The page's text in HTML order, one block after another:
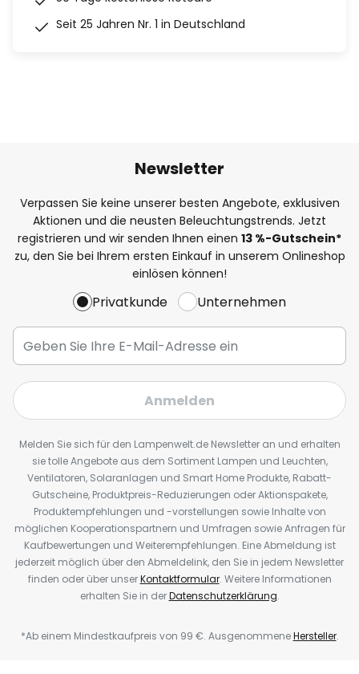
Seit 25 Jahren Nr. 1 in Deutschland
Newsletter
Verpassen Sie keine unserer besten Angebote, exklusiven
Aktionen und die neusten Beleuchtungstrends. Jetzt
registrieren und wir senden Ihnen einen 13 %-Gutschein*
zu, den Sie bei Ihrem ersten Einkauf in unserem Onlineshop
einlösen können!
Privatkunde Unternehmen
Anmelden
Melden Sie sich für den Lampenwelt.de Newsletter an und erhalten
sie tolle Angebote aus dem Sortiment Lampen und Leuchten,
Ventilatoren, Solaranlagen und Smart Home Produkte, Rabatt-
Gutscheine, Produktpreis-Reduzierungen oder Aktionspakete,
Produktempfehlungen und -vorstellungen sowie Inhalte von
möglichen Kooperationspartnern und Umfragen sowie Anfragen für
Kaufbewertungen und Weiterempfehlungen. Eine Abmeldung ist
jederzeit möglich über den Abmeldelink, den Sie in jedem Newsletter
finden oder über unserKontaktformular. Weitere Informationen
erhalten Sie in derDatenschutzerklärung.
*Ab einem Mindestkaufpreis von 99 €. AusgenommeneHersteller.